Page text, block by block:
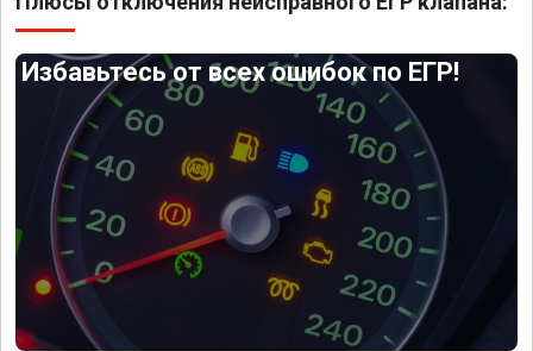
Избавьтесь от всех ошибок по ЕГР!